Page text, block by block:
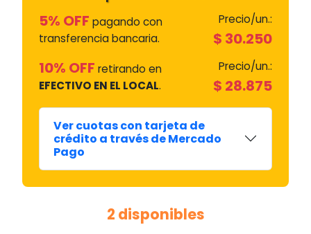
5% OFF pagando con
transferencia bancaria.
Precio/un.:
$ 30.250
10% OFF retirando en
EFECTIVO EN EL LOCAL.
Precio/un.:
$ 28.875
Ver cuotas con tarjeta de
crédito a través de Mercado
Pago
2 disponibles